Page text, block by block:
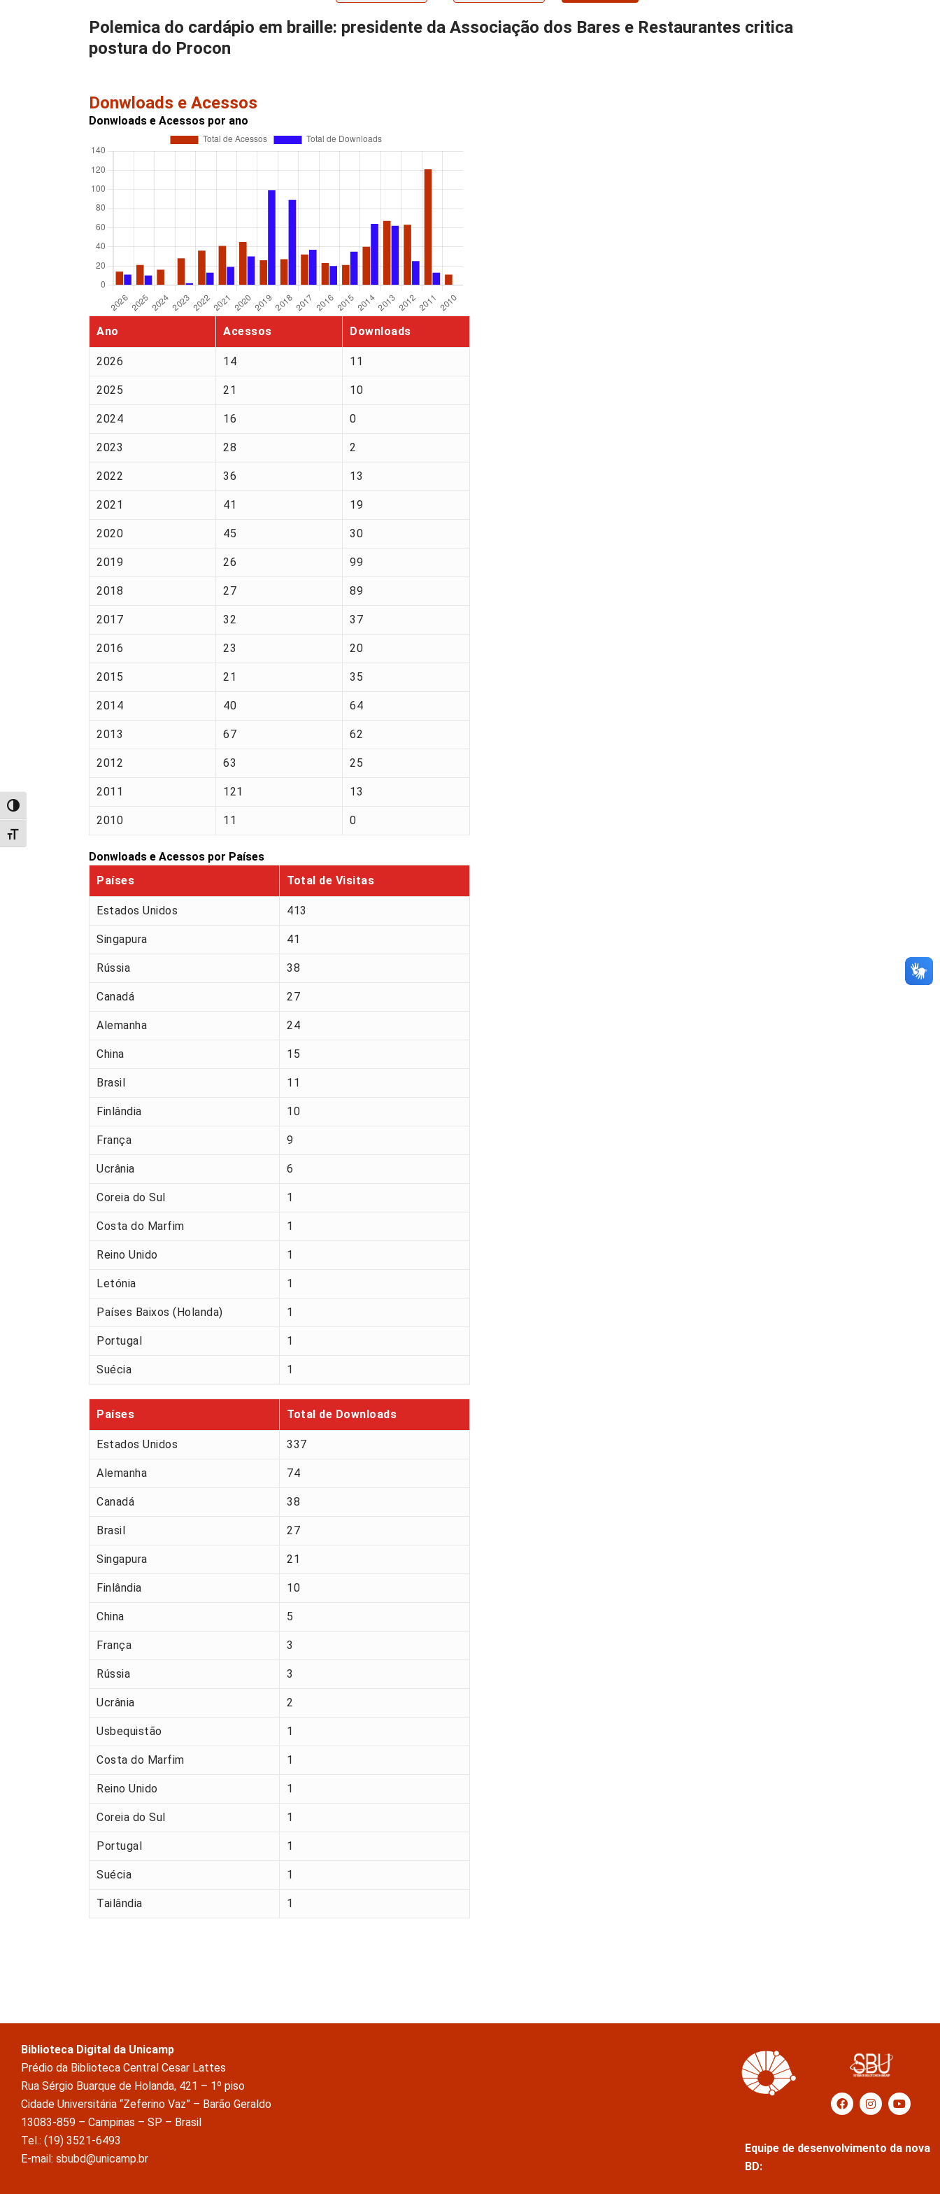
Alternar alto contraste
Alternar tamanho da fonte
Polemica do cardápio em braille: presidente da Associação dos Bares e Restaurantes critica
postura do Procon
Donwloads e Acessos
Donwloads e Acessos por ano
Ano Acessos Downloads
2026 14 11
2025 21 10
2024 16 0
2023 28 2
2022 36 13
2021 41 19
2020 45 30
2019 26 99
2018 27 89
2017 32 37
2016 23 20
2015 21 35
2014 40 64
2013 67 62
2012 63 25
2011 121 13
2010 11 0
Donwloads e Acessos por Países
Países
Total de Visitas
Estados Unidos 413
Singapura 41
Rússia 38
Canadá 27
Alemanha 24
China 15
Brasil 11
Finlândia 10
França 9
Ucrânia 6
Coreia do Sul 1
Costa do Marfim 1
Reino Unido 1
Letónia 1
Países Baixos (Holanda) 1
Portugal 1
Suécia 1
Países Total de Downloads
Estados Unidos 337
Alemanha 74
Canadá 38
Brasil 27
Singapura 21
Finlândia 10
China 5
França 3
Rússia 3
Ucrânia 2
Usbequistão 1
Costa do Marfim 1
Reino Unido 1
Coreia do Sul 1
Portugal 1
Suécia 1
Tailândia 1
Biblioteca Digital da Unicamp
Prédio da Biblioteca Central Cesar Lattes
Rua Sérgio Buarque de Holanda, 421 – 1º piso
Cidade Universitária “Zeferino Vaz” – Barão Geraldo
13083-859 – Campinas – SP – Brasil
Tel.: (19) 3521-6493
E-mail: sbubd@unicamp.br
Equipe de desenvolvimento da nova
BD: